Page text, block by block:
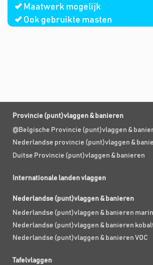
Maatwerk mogelijk
Ook gebruikte masten
Provincie (punt)vlaggen & banieren
@Belgische Provincie (punt)vlaggen &
Nederlandse provincie (punt)vlaggen &
Duitse Provincie (punt)vlaggen & banieren
Internationale landen vlaggen
Nederlandse (punt)vlaggen & banieren
Nederlandse (punt)vlaggen & banieren
Nederlandse (punt)vlaggen & banieren
Nederlandse (punt)vlaggen & banieren VOC
Tafelvlaggen